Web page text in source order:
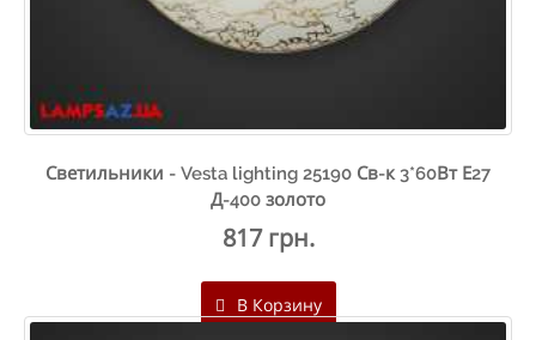
Светильники - Vesta lighting 25190 Св-к 3*60Вт Е27
Д-400 золото
817 грн.
В Корзину